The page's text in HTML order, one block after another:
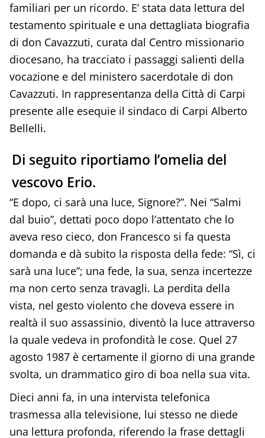
familiari per un ricordo. E’ stata data lettura del
testamento spirituale e una dettagliata biografia
di don Cavazzuti, curata dal Centro missionario
diocesano, ha tracciato i passaggi salienti della
vocazione e del ministero sacerdotale di don
Cavazzuti. In rappresentanza della Città di Carpi
presente alle esequie il sindaco di Carpi Alberto
Bellelli.
Di seguito riportiamo l’omelia del
vescovo Erio.
“E dopo, ci sarà una luce, Signore?”. Nei “Salmi
dal buio”, dettati poco dopo l’attentato che lo
aveva reso cieco, don Francesco si fa questa
domanda e dà subito la risposta della fede: “Sì, ci
sarà una luce”; una fede, la sua, senza incertezze
ma non certo senza travagli. La perdita della
vista, nel gesto violento che doveva essere in
realtà il suo assassinio, diventò la luce attraverso
la quale vedeva in profondità le cose. Quel 27
agosto 1987 è certamente il giorno di una grande
svolta, un drammatico giro di boa nella sua vita.
Dieci anni fa, in una intervista telefonica
trasmessa alla televisione, lui stesso ne diede
una lettura profonda, riferendo la frase dettagli